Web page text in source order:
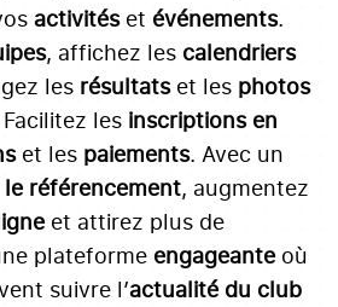
activitéset événements.
, affichez les calendriers
les résultatset les photos
les inscriptions en
et les paiements. Avec un
référencement, augmentez
et attirez plus de
plateforme engageante où
suivre l’actualité du club